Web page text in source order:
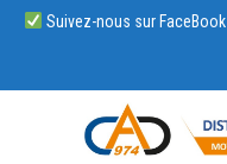
Suivez-nous sur FaceBook